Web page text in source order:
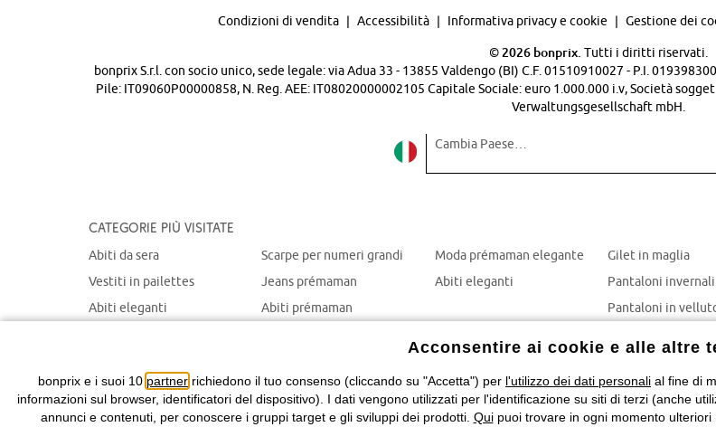
Condizioni di vendita Accessibilità Informativa privacy e cookie Gestione dei
© 2026 bonprix. Tutti i diritti riservati.
bonprix S.r.l. con socio unico, sede legale: via Adua 33 - 13855 Valdengo (BI) C.F. 01510910027 - P.I.
Pile: IT09060P00000858, N. Reg. AEE: IT08020000002105 Capitale Sociale: euro 1.000.000 i.v, Società
Verwaltungsgesellschaft mbH.
Cambia Paese…
Categorie più visitate
Abiti da sera
Vestiti in pailettes
Abiti eleganti
Scarpe per numeri grandi
Jeans prémaman
Abiti prémaman
Moda prémaman elegante
Abiti eleganti
Gilet in maglia
Pantaloni invernali
Pantaloni in
Acconsentire ai cookie e alle altre
bonprix e i suoi 10 partner richiedono il tuo consenso (cliccando su "Accetta") per l'utilizzo dei dati personali al fine di
informazioni sul browser, identificatori del dispositivo). I dati vengono utilizzati per l'identificazione su siti di terzi (anche
annunci e contenuti, per conoscere i gruppi target e gli sviluppi dei prodotti. Quipuoi trovare in ogni momento ulteriori